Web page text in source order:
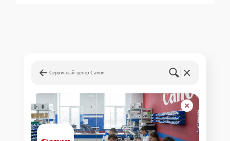
Сервисный центр Canon